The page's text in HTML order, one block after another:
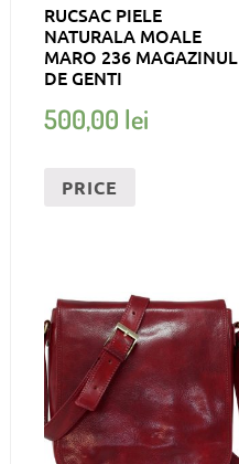
RUCSAC PIELE
NATURALA MOALE
MARO 236 MAGAZINUL
DE GENTI
500,00 lei
PRICE